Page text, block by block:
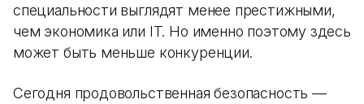
специальности выглядят менее престижными,
чем экономика или IT. Но именно поэтому здесь
может быть меньше конкуренции.
Сегодня продовольственная безопасность —